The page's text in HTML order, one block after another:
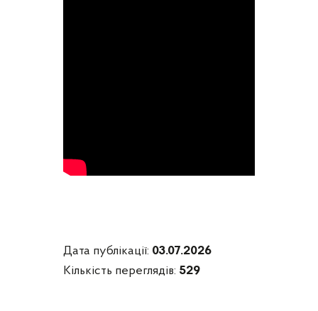
Дата публікації: 03.07.2026
Кількість переглядів: 529